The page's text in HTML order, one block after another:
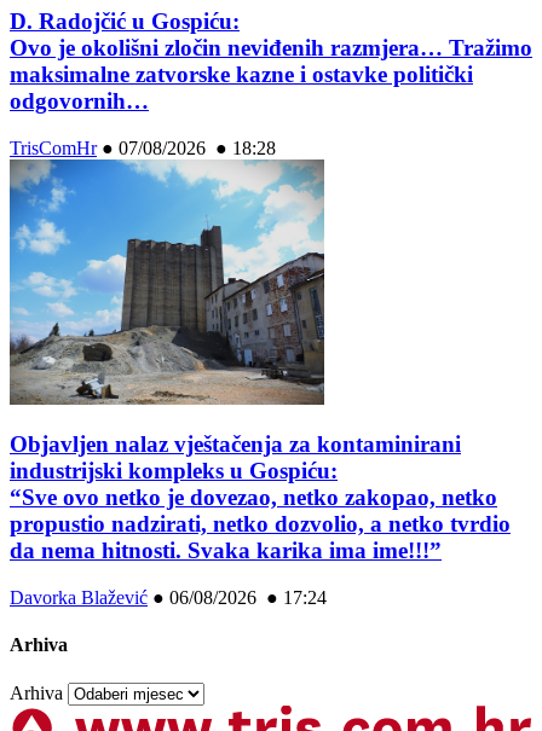
D. Radojčić u Gospiću:
Ovo je okolišni zločin neviđenih razmjera… Tražimo
maksimalne zatvorske kazne i ostavke politički
odgovornih…
TrisComHr● 07/08/2026 ● 18:28
Objavljen nalaz vještačenja za kontaminirani
industrijski kompleks u Gospiću:
“Sve ovo netko je dovezao, netko zakopao, netko
propustio nadzirati, netko dozvolio, a netko tvrdio
da nema hitnosti. Svaka karika ima ime!!!”
Davorka Blažević ● 06/08/2026 ● 17:24
Arhiva
Arhiva